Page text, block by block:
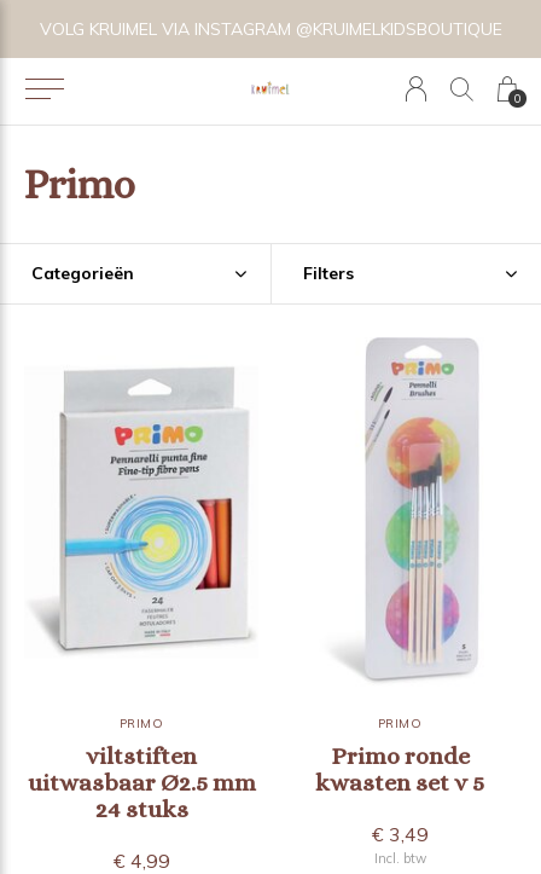
0
VOLG KRUIMEL VIA INSTAGRAM @KRUIMELKIDSBOUTIQUE
Primo
Categorieën Filters
PRIMO
viltstiften
uitwasbaar Ø2.5 mm
24 stuks
€ 4,99
PRIMO
Primo ronde
kwasten set v 5
€ 3,49
Incl. btw